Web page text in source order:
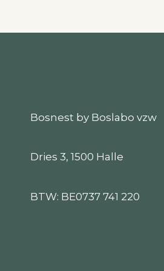
Bosnest by Boslabo vzw
Dries 3, 1500 Halle
BTW: BE0737 741 220